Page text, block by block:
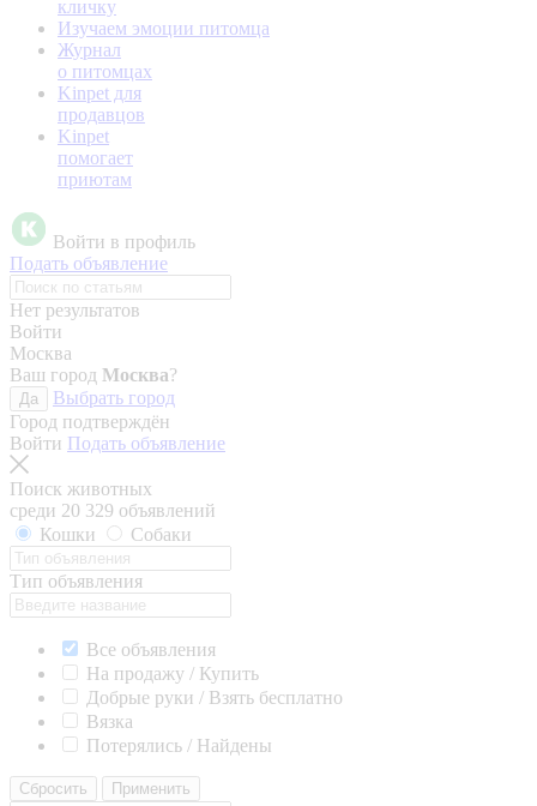
кличку
Изучаем эмоции питомца
Журнал
о питомцах
Kinpet для
продавцов
Kinpet
помогает
приютам
Войти в профиль
Подать объявление
Нет результатов
Войти
Москва
Ваш город Москва?
Да
Выбрать город
Город подтверждён
Войти Подать объявление
Поиск животных
среди 20 329 объявлений
Кошки
Собаки
Тип объявления
Все объявления
На продажу / Купить
Добрые руки / Взять бесплатно
Вязка
Потерялись / Найдены
Сбросить Применить